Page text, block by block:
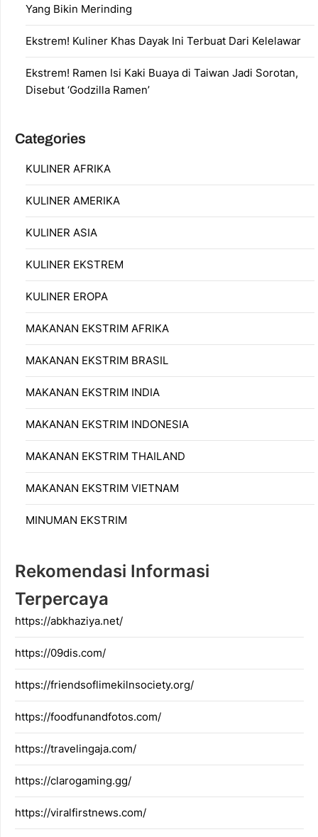
Yang Bikin Merinding
Ekstrem! Kuliner Khas Dayak Ini Terbuat Dari Kelelawar
Ekstrem! Ramen Isi Kaki Buaya di Taiwan Jadi Sorotan,
Disebut ‘Godzilla Ramen’
Categories
KULINER AFRIKA
KULINER AMERIKA
KULINER ASIA
KULINER EKSTREM
KULINER EROPA
MAKANAN EKSTRIM AFRIKA
MAKANAN EKSTRIM BRASIL
MAKANAN EKSTRIM INDIA
MAKANAN EKSTRIM INDONESIA
MAKANAN EKSTRIM THAILAND
MAKANAN EKSTRIM VIETNAM
MINUMAN EKSTRIM
Rekomendasi Informasi
Terpercaya
https://abkhaziya.net/
https://09dis.com/
https://friendsoflimekilnsociety.org/
https://foodfunandfotos.com/
https://travelingaja.com/
https://clarogaming.gg/
https://viralfirstnews.com/